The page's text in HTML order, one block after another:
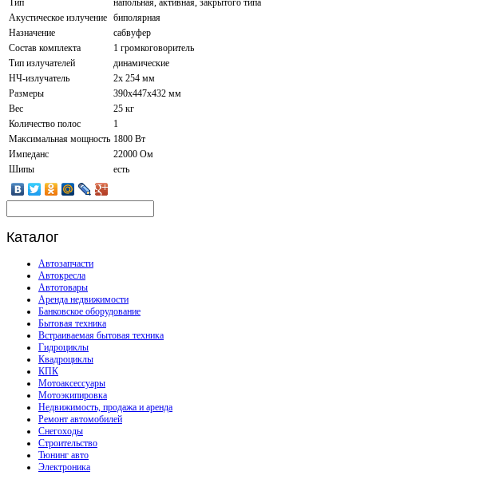
Тип
напольная, активная, закрытого типа
Акустическое излучение биполярная
Назначение
сабвуфер
Состав комплекта
1 громкоговоритель
Тип излучателей
динамические
НЧ-излучатель
2x 254 мм
Размеры
390x447x432 мм
Вес
25 кг
Количество полос
1
Максимальная мощность 1800 Вт
Импеданс
22000 Ом
Шипы
есть
Каталог
Автозапчасти
Автокресла
Автотовары
Аренда недвижимости
Банковское оборудование
Бытовая техника
Встраиваемая бытовая техника
Гидроциклы
Квадроциклы
КПК
Мотоаксессуары
Мотоэкипировка
Недвижимость, продажа и аренда
Ремонт автомобилей
Снегоходы
Строительство
Тюнинг авто
Электроника